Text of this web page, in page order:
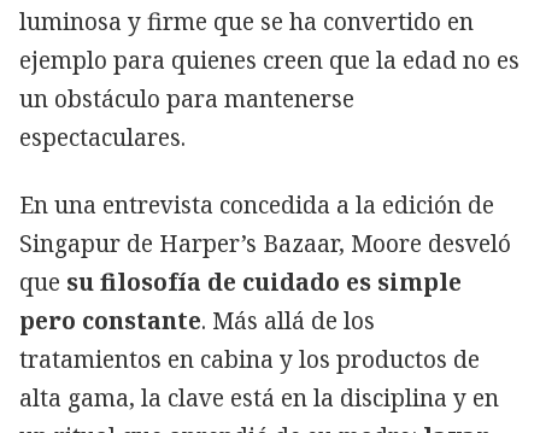
luminosa y firme que se ha convertido en
ejemplo para quienes creen que la edad no es
un obstáculo para mantenerse
espectaculares.
En una entrevista concedida a la edición de
Singapur de Harper’s Bazaar, Moore desveló
que su filosofía de cuidado es simple
pero constante. Más allá de los
tratamientos en cabina y los productos de
alta gama, la clave está en la disciplina y en